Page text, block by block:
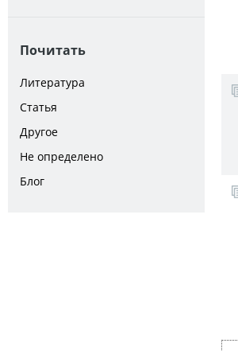
Почитать
Литература
Статья
Другое
Не определено
Блог